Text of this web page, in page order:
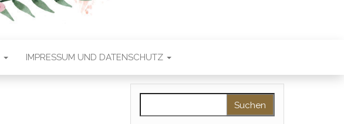
IMPRESSUM UND DATENSCHUTZ